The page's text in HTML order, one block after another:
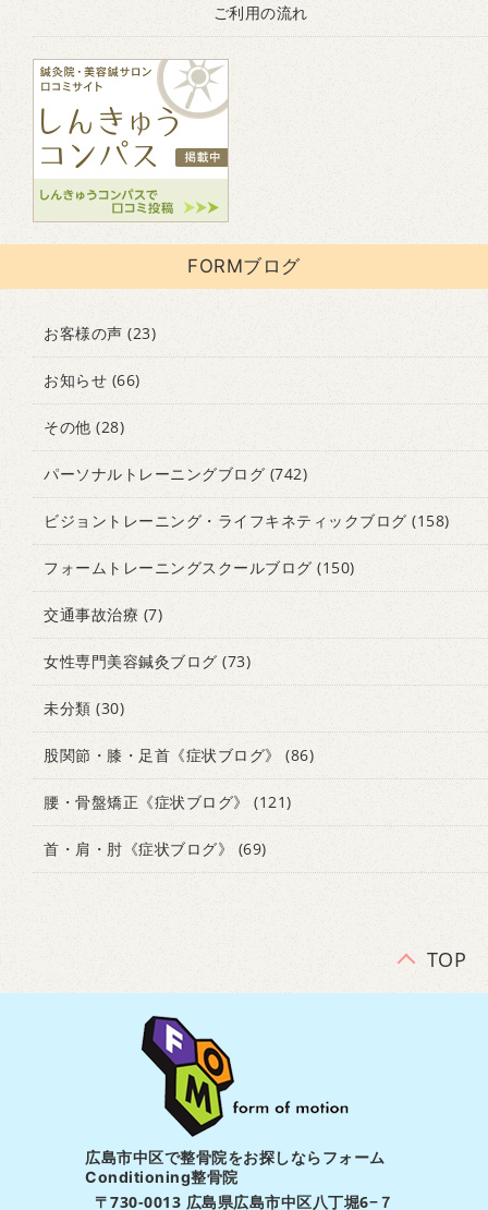
ご利用の流れ
FORMブログ
お客様の声 (23)
お知らせ (66)
その他 (28)
パーソナルトレーニングブログ(742)
ビジョントレーニング・ライフキネティックブログ (158)
フォームトレーニングスクールブログ (150)
交通事故治療 (7)
女性専門美容鍼灸ブログ (73)
未分類 (30)
股関節・膝・足首《症状ブログ》 (86)
腰・骨盤矯正《症状ブログ》 (121)
首・肩・肘《症状ブログ》 (69)
TOP
広島市中区で整骨院をお探しならフォーム
Conditioning整骨院
〒730-0013 広島県広島市中区八丁堀6−７